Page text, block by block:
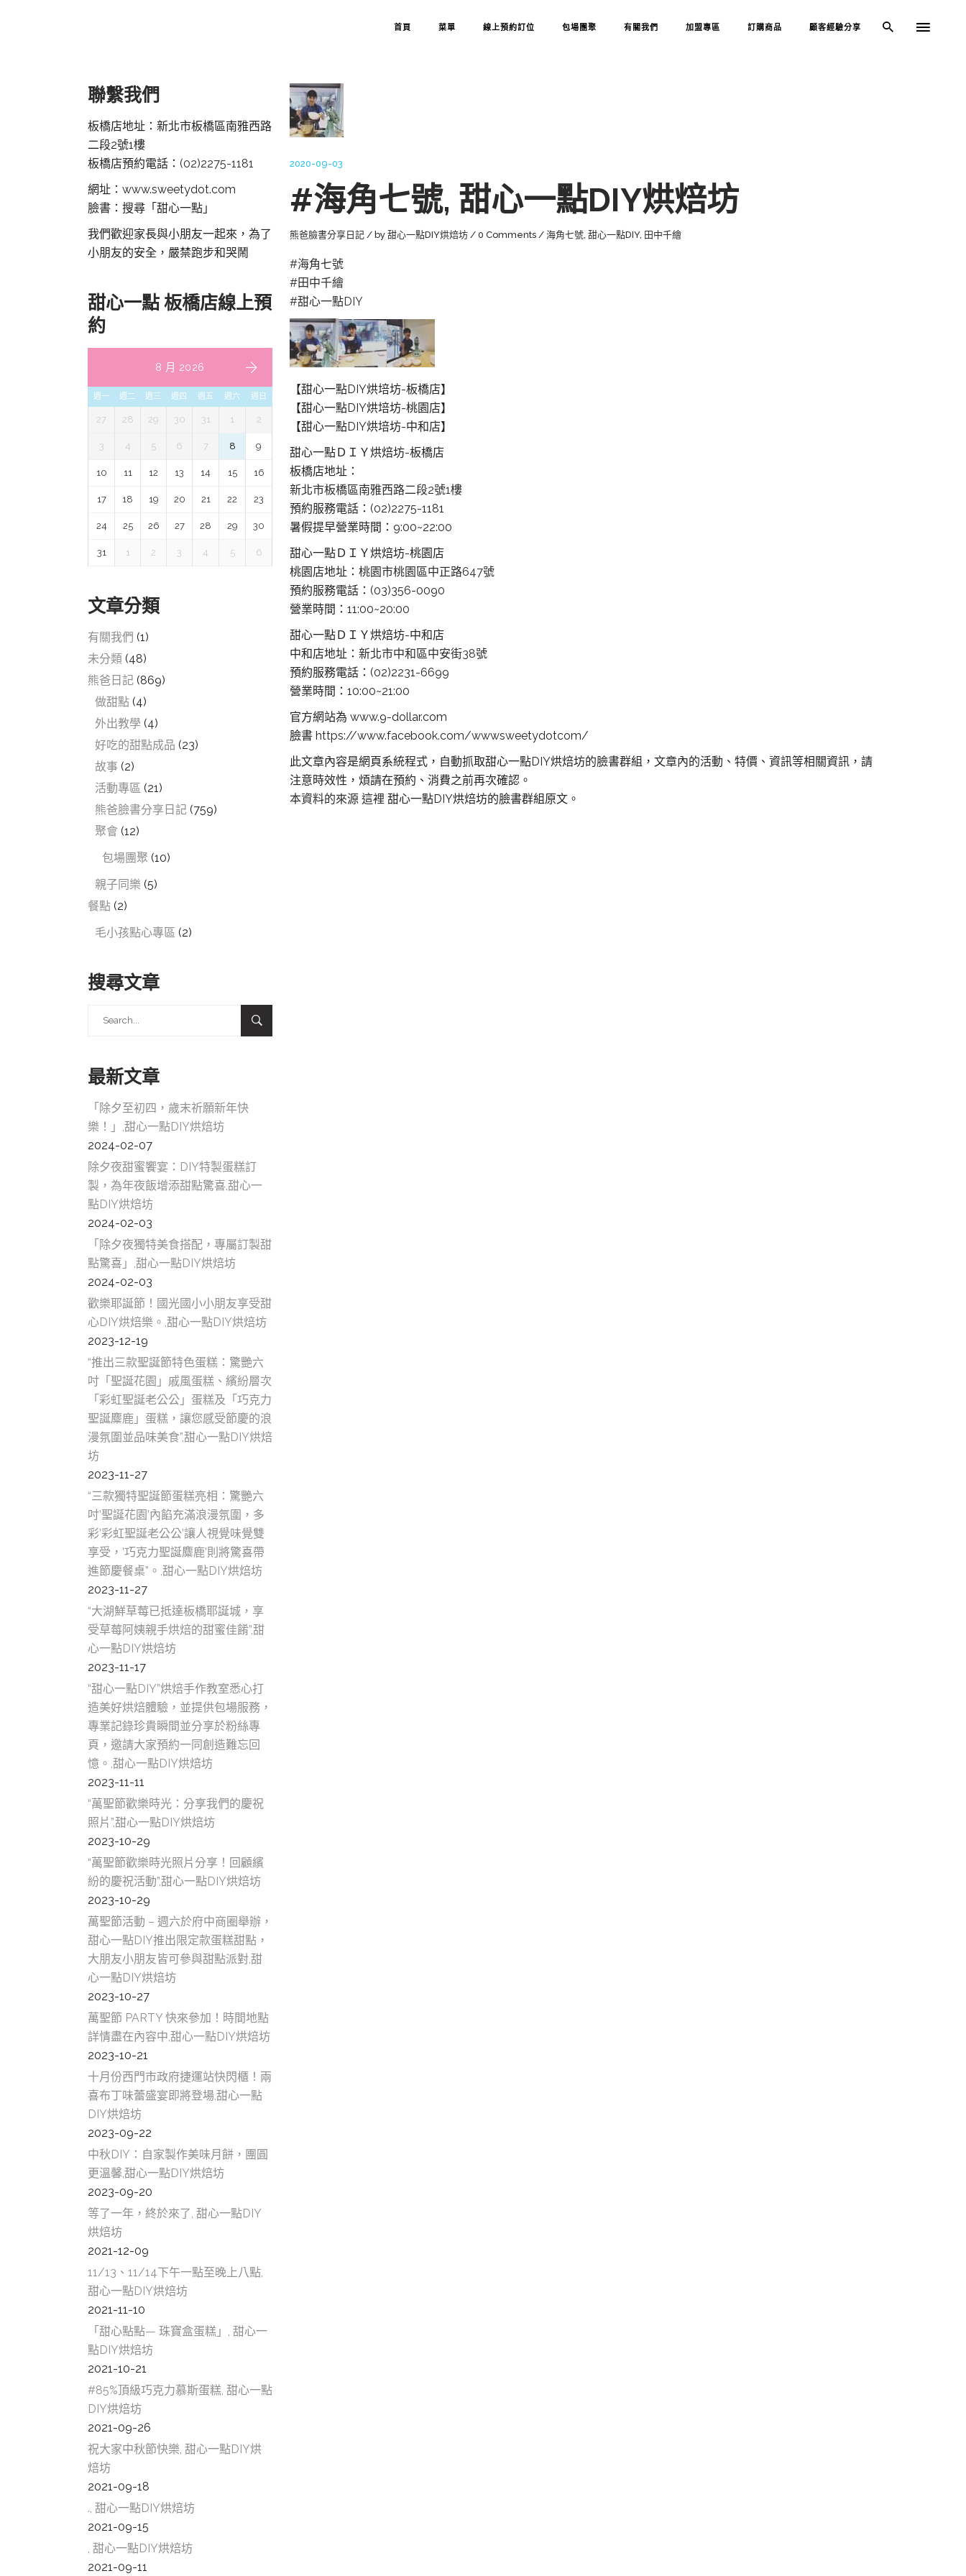
首頁 菜單 線上預約訂位 包場團聚 有關我們 加盟專區 訂購商品 顧客經驗分享
2020-09-03
#海角七號, 甜心一點DIY烘焙坊
熊爸臉書分享日記 by 甜心一點DIY烘焙坊 0 Comments 海角七號, 甜心一點DIY, 田中千繪
#海角七號
#田中千繪
#甜心一點DIY
【甜心一點DIY烘培坊-板橋店】
【甜心一點DIY烘培坊-桃園店】
【甜心一點DIY烘培坊-中和店】
甜心一點ＤＩＹ烘焙坊-板橋店
板橋店地址：
新北市板橋區南雅西路二段2號1樓
預約服務電話：(02)2275-1181
暑假提早營業時間：9:00~22:00
甜心一點ＤＩＹ烘焙坊-桃園店
桃園店地址： 桃園市桃園區中正路647號
預約服務電話：(03)356-0090
營業時間：11:00~20:00
甜心一點ＤＩＹ烘焙坊-中和店
中和店地址： 新北市中和區中安街38號
預約服務電話：(02)2231-6699
營業時間：10:00~21:00
官方網站為 www.9-dollar.com
臉書 https://www.facebook.com/wwwsweetydotcom/
此文章內容是網頁系統程式，自動抓取甜心一點DIY烘焙坊的臉書群組，文章內的活動、特價、資訊等相關資訊，請
注意時效性，煩請在預約、消費之前再次確認。
本資料的來源 這裡 甜心一點DIY烘焙坊的臉書群組原文。
聯繫我們
板橋店地址：新北市板橋區南雅西路
二段2號1樓
板橋店預約電話： (02)2275-1181
網址：www.sweetydot.com
臉書：搜尋「甜心一點」
我們歡迎家長與小朋友一起來，為了
小朋友的安全，嚴禁跑步和哭鬧
甜心一點 板橋店線上預
約
8 月 2026
週一 週二 週三 週四 週五 週六 週日
27 28 29 30 31 1 2
3 4 5 6 7 8 9
10 11 12 13 14 15 16
17 18 19 20 21 22 23
24 25 26 27 28 29 30
31 1 2 3 4 5 6
文章分類
有關我們 (1)
未分類 (48)
熊爸日記 (869)
做甜點 (4)
外出教學 (4)
好吃的甜點成品 (23)
故事 (2)
活動專區 (21)
熊爸臉書分享日記 (759)
聚會 (12)
包場團聚 (10)
親子同樂 (5)
餐點 (2)
毛小孩點心專區 (2)
搜尋文章
最新文章
「除夕至初四，歲末祈願新年快
樂！」,甜心一點DIY烘焙坊
2024-02-07
除夕夜甜蜜饗宴：DIY特製蛋糕訂
製，為年夜飯增添甜點驚喜,甜心一
點DIY烘焙坊
2024-02-03
「除夕夜獨特美食搭配，專屬訂製甜
點驚喜」,甜心一點DIY烘焙坊
2024-02-03
歡樂耶誕節！國光國小小朋友享受甜
心DIY烘焙樂。,甜心一點DIY烘焙坊
2023-12-19
“推出三款聖誕節特色蛋糕：驚艷六
吋「聖誕花園」戚風蛋糕、繽紛層次
「彩虹聖誕老公公」蛋糕及「巧克力
聖誕麋鹿」蛋糕，讓您感受節慶的浪
漫氛圍並品味美食”,甜心一點DIY烘焙
坊
2023-11-27
“三款獨特聖誕節蛋糕亮相：驚艷六
吋’聖誕花園’內餡充滿浪漫氛圍，多
彩’彩虹聖誕老公公’讓人視覺味覺雙
享受，’巧克力聖誕麋鹿’則將驚喜帶
進節慶餐桌”。,甜心一點DIY烘焙坊
2023-11-27
“大湖鮮草莓已抵達板橋耶誕城，享
受草莓阿姨親手烘焙的甜蜜佳餚”,甜
心一點DIY烘焙坊
2023-11-17
“甜心一點DIY”烘焙手作教室悉心打
造美好烘焙體驗，並提供包場服務，
專業記錄珍貴瞬間並分享於粉絲專
頁，邀請大家預約一同創造難忘回
憶。,甜心一點DIY烘焙坊
2023-11-11
“萬聖節歡樂時光：分享我們的慶祝
照片”,甜心一點DIY烘焙坊
2023-10-29
“萬聖節歡樂時光照片分享！回顧繽
紛的慶祝活動”,甜心一點DIY烘焙坊
2023-10-29
萬聖節活動 – 週六於府中商圈舉辦，
甜心一點DIY推出限定款蛋糕甜點，
大朋友小朋友皆可參與甜點派對,甜
心一點DIY烘焙坊
2023-10-27
萬聖節 PARTY 快來參加！時間地點
詳情盡在內容中,甜心一點DIY烘焙坊
2023-10-21
十月份西門市政府捷運站快閃櫃！兩
喜布丁味蕾盛宴即將登場,甜心一點
DIY烘焙坊
2023-09-22
中秋DIY：自家製作美味月餅，團圓
更溫馨,甜心一點DIY烘焙坊
2023-09-20
等了一年，終於來了, 甜心一點DIY
烘焙坊
2021-12-09
11/13、11/14下午一點至晚上八點,
甜心一點DIY烘焙坊
2021-11-10
「甜心點點— 珠寶盒蛋糕」, 甜心一
點DIY烘焙坊
2021-10-21
#85%頂級巧克力慕斯蛋糕, 甜心一點
DIY烘焙坊
2021-09-26
祝大家中秋節快樂, 甜心一點DIY烘
焙坊
2021-09-18
., 甜心一點DIY烘焙坊
2021-09-15
, 甜心一點DIY烘焙坊
2021-09-11